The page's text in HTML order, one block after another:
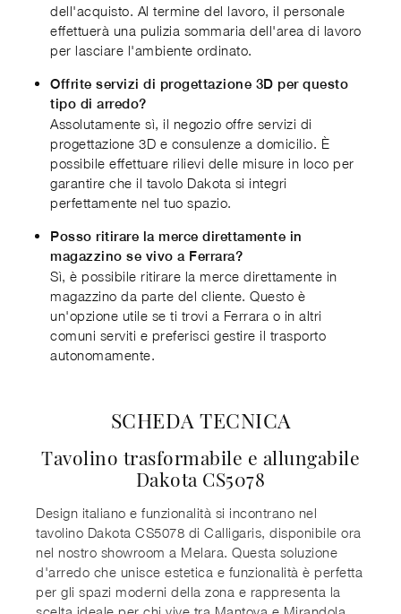
dell'acquisto. Al termine del lavoro, il personale
effettuerà una pulizia sommaria dell'area di lavoro
per lasciare l'ambiente ordinato.
Offrite servizi di progettazione 3D per questo
tipo di arredo?
Assolutamente sì, il negozio offre servizi di
progettazione 3D e consulenze a domicilio. È
possibile effettuare rilievi delle misure in loco per
garantire che il tavolo Dakota si integri
perfettamente nel tuo spazio.
Posso ritirare la merce direttamente in
magazzino se vivo a Ferrara?
Sì, è possibile ritirare la merce direttamente in
magazzino da parte del cliente. Questo è
un'opzione utile se ti trovi a Ferrara o in altri
comuni serviti e preferisci gestire il trasporto
autonomamente.
SCHEDA TECNICA
Tavolino trasformabile e allungabile
Dakota CS5078
Design italiano e funzionalità si incontrano nel
tavolino Dakota CS5078 di Calligaris, disponibile ora
nel nostro showroom a Melara. Questa soluzione
d'arredo che unisce estetica e funzionalità è perfetta
per gli spazi moderni della zona e rappresenta la